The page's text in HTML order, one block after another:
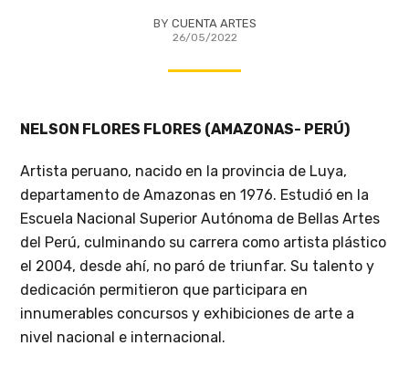
BY CUENTA ARTES
26/05/2022
NELSON FLORES FLORES (AMAZONAS- PERÚ)
Artista peruano, nacido en la provincia de Luya,
departamento de Amazonas en 1976. Estudió en la
Escuela Nacional Superior Autónoma de Bellas Artes
del Perú, culminando su carrera como artista plástico
el 2004, desde ahí, no paró de triunfar. Su talento y
dedicación permitieron que participara en
innumerables concursos y exhibiciones de arte a
nivel nacional e internacional.